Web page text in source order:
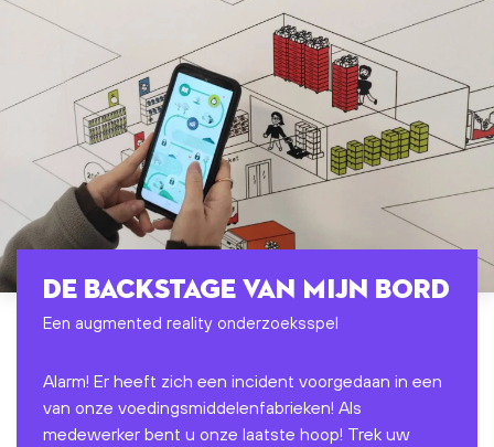
De backstage van mijn bord
Een augmented reality onderzoeksspel
Alarm! Er heeft zich een incident voorgedaan in een
van onze voedingsmiddelenfabrieken! Als
medewerker bent u onze laatste hoop! Trek uw